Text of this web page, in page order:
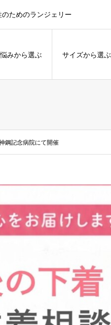
ためのランジェリー
みから選ぶ サイズから選ぶ
鋼記念病院にて開催